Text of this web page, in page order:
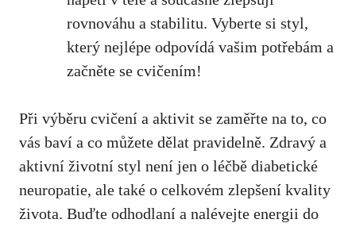
rovnováhu a stabilitu. Vyberte si ⁢styl,
který nejlépe odpovídá vašim potřebám a
začněte ‌se cvičením!
Při výběru cvičení a aktivit‌ se⁢ zaměřte na to, co
vás baví a co můžete dělat ⁣pravidelně. Zdravý a‍
aktivní ⁣životní styl není jen o léčbě diabetické
neuropatie, ale také o celkovém zlepšení kvality
života. Buďte⁤ odhodlaní a nalévejte ⁤energii do